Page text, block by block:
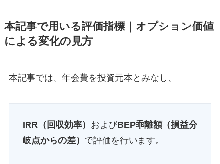
本記事で用いる評価指標｜オプション価値
による変化の見方
本記事では、年会費を投資元本とみなし、
IRR（回収効率） およびBEP乖離額（損益分
岐点からの差） で評価を行います。